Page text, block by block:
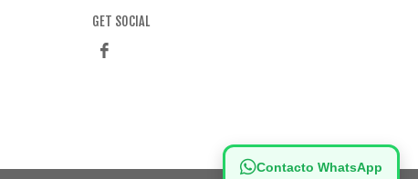
GET SOCIAL
Contacto WhatsApp